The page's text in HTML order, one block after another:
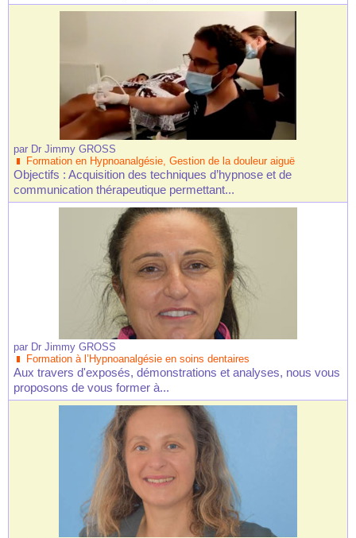
par Dr Jimmy GROSS
Formation en Hypnoanalgésie, Gestion de la douleur aiguë
Objectifs : Acquisition des techniques d’hypnose et de
communication thérapeutique permettant...
par Dr Jimmy GROSS
Formation à l’Hypnoanalgésie en soins dentaires
Aux travers d'exposés, démonstrations et analyses, nous vous
proposons de vous former à...